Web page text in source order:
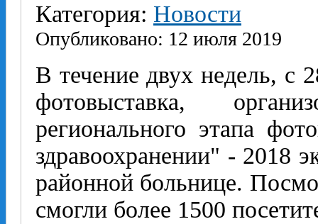
Категория: Новости
Опубликовано: 12 июля 2019
В течение двух недель, с
фотовыставка,
регионального этапа
здравоохранении" - 2018
районной больнице.
смогли более 1500